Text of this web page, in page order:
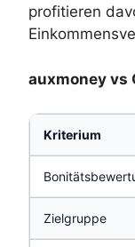
profitieren
auxmoney vs
Kriterium
Zielgruppe